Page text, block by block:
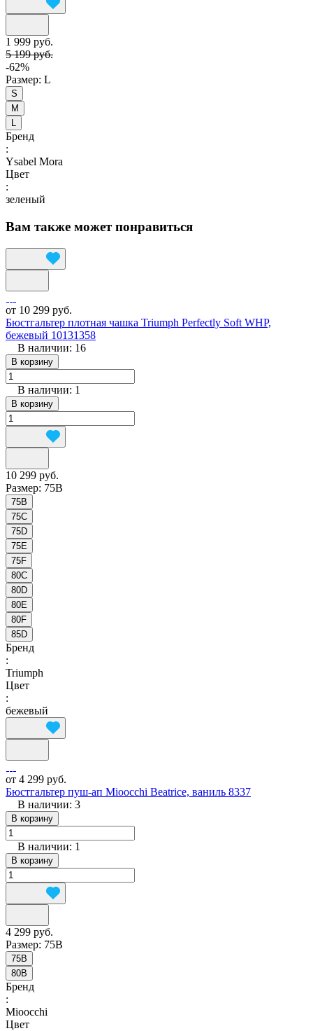
1 999 руб.
5 199 руб.
-62%
Размер: L
S
M
L
Бренд
:
Ysabel Mora
Цвет
:
зеленый
Вам также может понравиться
от 10 299 руб.
Бюстгальтер плотная чашка Triumph Perfectly Soft WHP,
бежевый 10131358
В наличии: 16
В корзину
В наличии: 1
В корзину
10 299 руб.
Размер: 75B
75B
75C
75D
75E
75F
80C
80D
80E
80F
85D
Бренд
:
Triumph
Цвет
:
бежевый
от 4 299 руб.
Бюстгальтер пуш-ап Mioocchi Beatrice, ваниль 8337
В наличии: 3
В корзину
В наличии: 1
В корзину
4 299 руб.
Размер: 75B
75B
80B
Бренд
:
Mioocchi
Цвет